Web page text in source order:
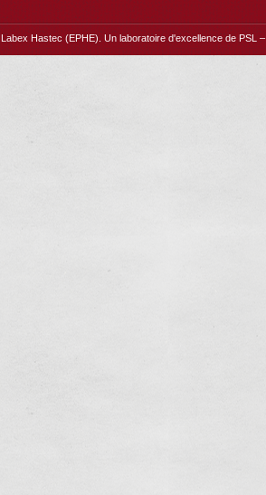
Labex Hastec (EPHE) . Un laboratoire d'excellence de